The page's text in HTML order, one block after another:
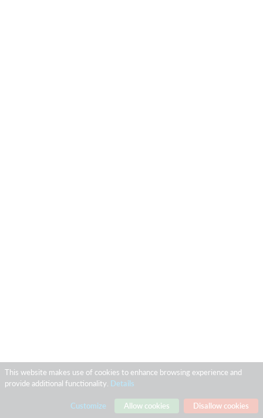
This website makes use of cookies to enhance browsing experience and
provide additional functionality. Details
Disallow cookies
Allow cookies
Customize